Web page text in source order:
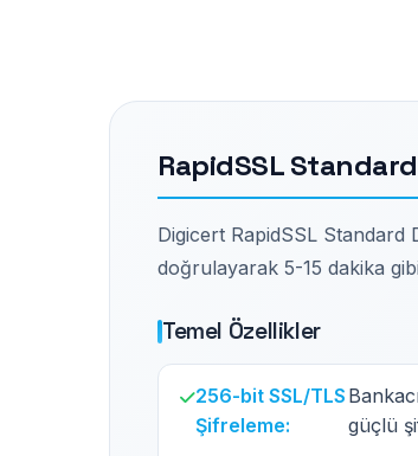
RapidSSL
Digicert RapidSSL Standard
doğrulayarak 5-15 dakika
Temel Özellikler
256-bit SSL/TLS
Şifreleme:
güçlü